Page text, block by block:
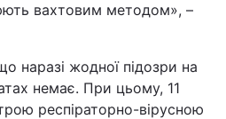
вахтовим методом», –
наразі жодної підозри на
немає. При цьому, 11
респіраторно-вірусною